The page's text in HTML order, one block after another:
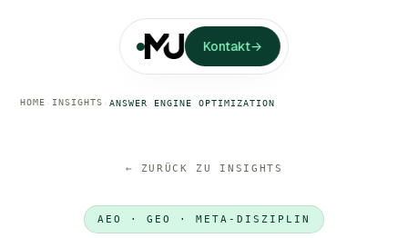
Kontakt→
HOME INSIGHTS ANSWER ENGINE OPTIMIZATION
← ZURÜCK ZU INSIGHTS
AEO · GEO · META-DISZIPLIN